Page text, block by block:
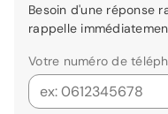
Besoin d'une réponse
rappelle
Votre numéro de